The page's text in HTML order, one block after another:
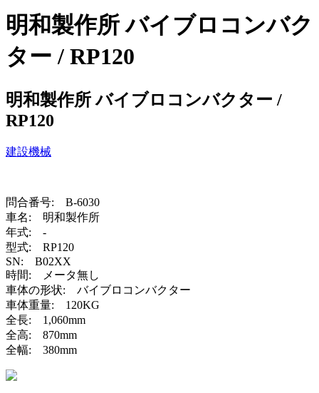
明和製作所 バイブロコンバク
ター / RP120
明和製作所 バイブロコンバクター /
RP120
建設機械
問合番号: B-6030
車名: 明和製作所
年式: -
型式: RP120
SN: B02XX
時間: メータ無し
車体の形状: バイブロコンバクター
車体重量: 120KG
全長: 1,060mm
全高: 870mm
全幅: 380mm